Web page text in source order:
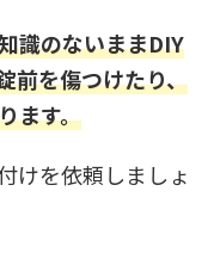
識のないままDIY
前を傷つけたり、
ます。
けを依頼しましょ